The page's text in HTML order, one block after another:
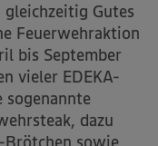
Gutes
Feuerwehraktion
bis September
vieler EDEKA-
sogenannte
dazu